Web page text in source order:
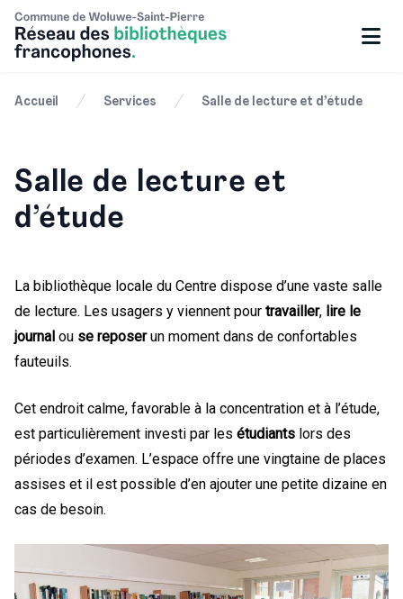
Accueil Services Salle de lecture et d’étude
Salle de lecture et
d’étude
La bibliothèque locale du Centre dispose d’une vaste salle
de lecture. Les usagers y viennent pour travailler, lire le
journal ou se reposerun moment dans de confortables
fauteuils.
Cet endroit calme, favorable à la concentration et à l’étude,
est particulièrement investi par les étudiants lors des
périodes d’examen. L’espace offre une vingtaine de places
assises et il est possible d’en ajouter une petite dizaine en
cas de besoin.